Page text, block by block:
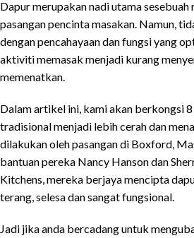
Dapur merupakan nadi utama
pasangan pencinta masakan. Namun,
dengan pencahayaan dan fungsi yang
aktiviti memasak menjadi kurang
memenatkan.
Dalam artikel ini, kami akan berkongsi
tradisional menjadi lebih cerah dan
dilakukan oleh pasangan di Boxford,
bantuan pereka Nancy Hanson dan
Kitchens, mereka berjaya mencipta
terang, selesa dan sangat fungsional.
Jadi jika anda bercadang untuk